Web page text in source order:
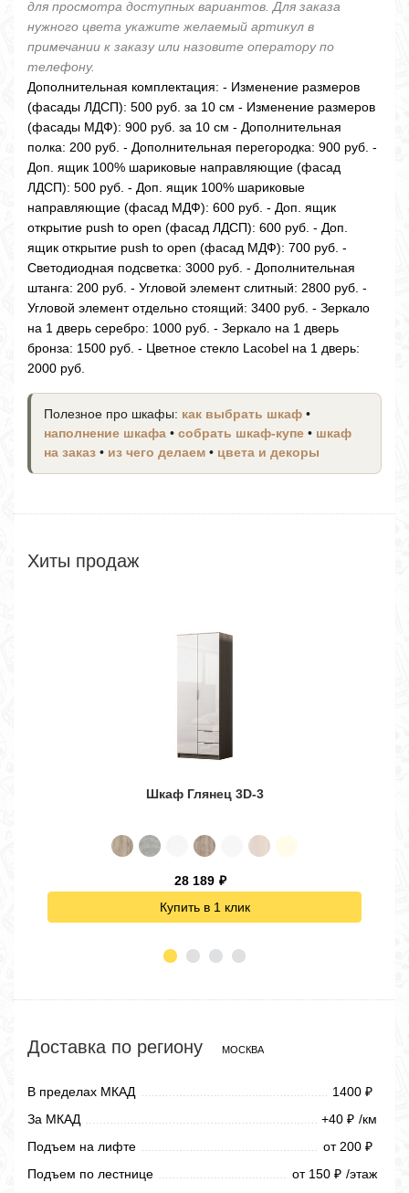
для просмотра доступных вариантов. Для заказа
нужного цвета укажите желаемый артикул в
примечании к заказу или назовите оператору по
телефону.
Дополнительная комплектация: - Изменение размеров
(фасады ЛДСП): 500 руб. за 10 см - Изменение размеров
(фасады МДФ): 900 руб. за 10 см - Дополнительная
полка: 200 руб. - Дополнительная перегородка: 900 руб. -
Доп. ящик 100% шариковые направляющие (фасад
ЛДСП): 500 руб. - Доп. ящик 100% шариковые
направляющие (фасад МДФ): 600 руб. - Доп. ящик
открытие push to open (фасад ЛДСП): 600 руб. - Доп.
ящик открытие push to open (фасад МДФ): 700 руб. -
Светодиодная подсветка: 3000 руб. - Дополнительная
штанга: 200 руб. - Угловой элемент слитный: 2800 руб. -
Угловой элемент отдельно стоящий: 3400 руб. - Зеркало
на 1 дверь серебро: 1000 руб. - Зеркало на 1 дверь
бронза: 1500 руб. - Цветное стекло Lacobel на 1 дверь:
2000 руб.
Полезное про шкафы: как выбрать шкаф •
наполнение шкафа • собрать шкаф-купе • шкаф
на заказ • из чего делаем • цвета и декоры
Хиты продаж
Шкаф Глянец 3D-3
28 189 ₽
Купить в 1 клик
Доставка по региону МОСКВА
В пределах МКАД 1400 ₽
За МКАД +40 ₽ /км
Подъем на лифте
от 200 ₽
Подъем по лестнице от 150 ₽ /этаж